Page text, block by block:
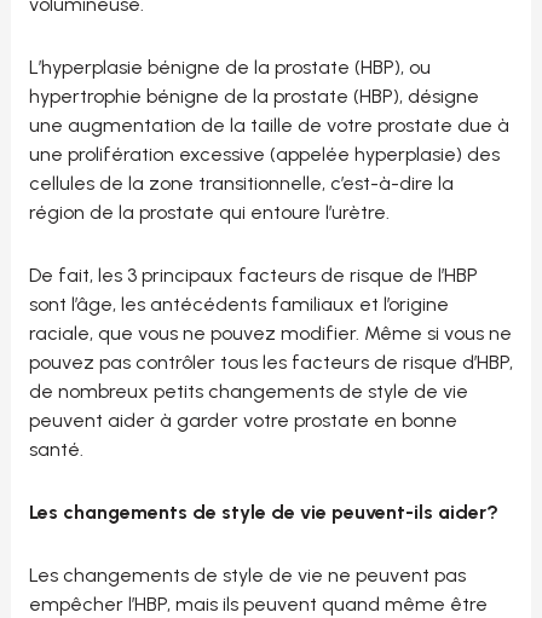
L’hyperplasie bénigne de la prostate (HBP), ou
hypertrophie bénigne de la prostate (HBP), désigne
une augmentation de la taille de votre prostate due à
une prolifération excessive (appelée hyperplasie) des
cellules de la zone transitionnelle, c’est-à-dire la
région de la prostate qui entoure l’urètre.
De fait, les 3 principaux facteurs de risque de l’HBP
sont l’âge, les antécédents familiaux et l’origine
raciale, que vous ne pouvez modifier. Même si vous ne
pouvez pas contrôler tous les facteurs de risque d’HBP,
de nombreux petits changements de style de vie
peuvent aider à garder votre prostate en bonne
santé.
Les changements de style de vie peuvent-ils aider?
Les changements de style de vie ne peuvent pas
empêcher l’HBP, mais ils peuvent quand même être